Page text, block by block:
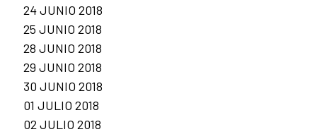
24 JUNIO 2018
25 JUNIO 2018
28 JUNIO 2018
29 JUNIO 2018
30 JUNIO 2018
01 JULIO 2018
02 JULIO 2018